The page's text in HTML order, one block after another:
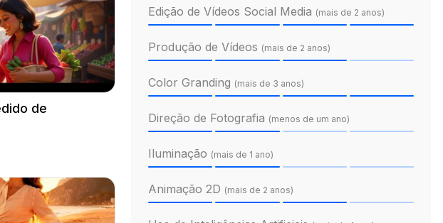
de
Edição de Vídeos Social Media (mais de 2 anos)
Produção de Vídeos (mais de 2 anos)
Color Granding (mais de 3 anos)
Direção de Fotografia (menos de um ano)
Iluminação (mais de 1 ano)
Animação 2D (mais de 2 anos)